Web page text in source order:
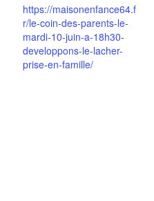
https://maisonenfance64.f
r/le-coin-des-parents-le-
mardi-10-juin-a-18h30-
developpons-le-lacher-
prise-en-famille/